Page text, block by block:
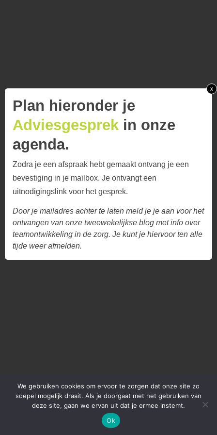
Plan hieronder je
Adviesgesprek in onze
agenda.
Zodra je een afspraak hebt gemaakt ontvang je een
bevestiging in je mailbox. Je ontvangt een
uitnodigingslink voor het gesprek.
Door je mailadres achter te laten meld je je aan voor het
ontvangen van onze tweewekelijkse blog met info over
teamontwikkeling in de zorg. Je kunt je hiervoor ten alle
tijde weer afmelden.
x
We gebruiken cookies om ervoor te zorgen dat onze site zo
soepel mogelijk draait. Als je doorgaat met het gebruiken van
deze site, gaan we ervan uit dat je ermee instemt.
Ok